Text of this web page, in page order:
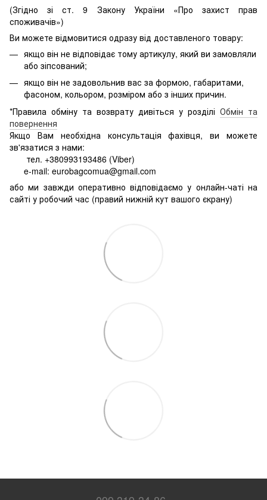
(Згідно зі ст. 9 Закону України «Про захист прав
споживачів»)
Ви можете відмовитися одразу від доставленого товару:
якщо він не відповідає тому артикулу, який ви замовляли
або зіпсований;
якщо він не задовольнив вас за формою, габаритами,
фасоном, кольором, розміром або з інших причин.
*Правила обміну та возврату дивіться у розділі Обмін та
повернення
Якщо Вам необхідна консультація фахівця, ви можете
зв'язатися з нами:
тел. +380993193486 (Viber)
e-mail: eurobagcomua@gmail.com
або ми завжди оперативно відповідаємо у онлайн-чаті на
сайті у робочий час (правий нижній кут вашого єкрану)